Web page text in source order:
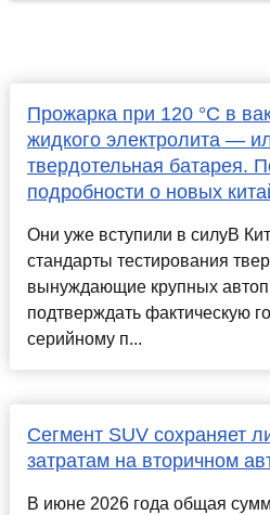
Прожарка при 120 °C в
жидкого электролита —
твердотельная батарея.
подробности о новых
Они уже вступили в силуВ
стандарты тестирования
вынуждающие крупных
подтверждать фактическую
серийному п...
Сегмент SUV сохраняет
затратам на вторичном
В июне 2026 года общая